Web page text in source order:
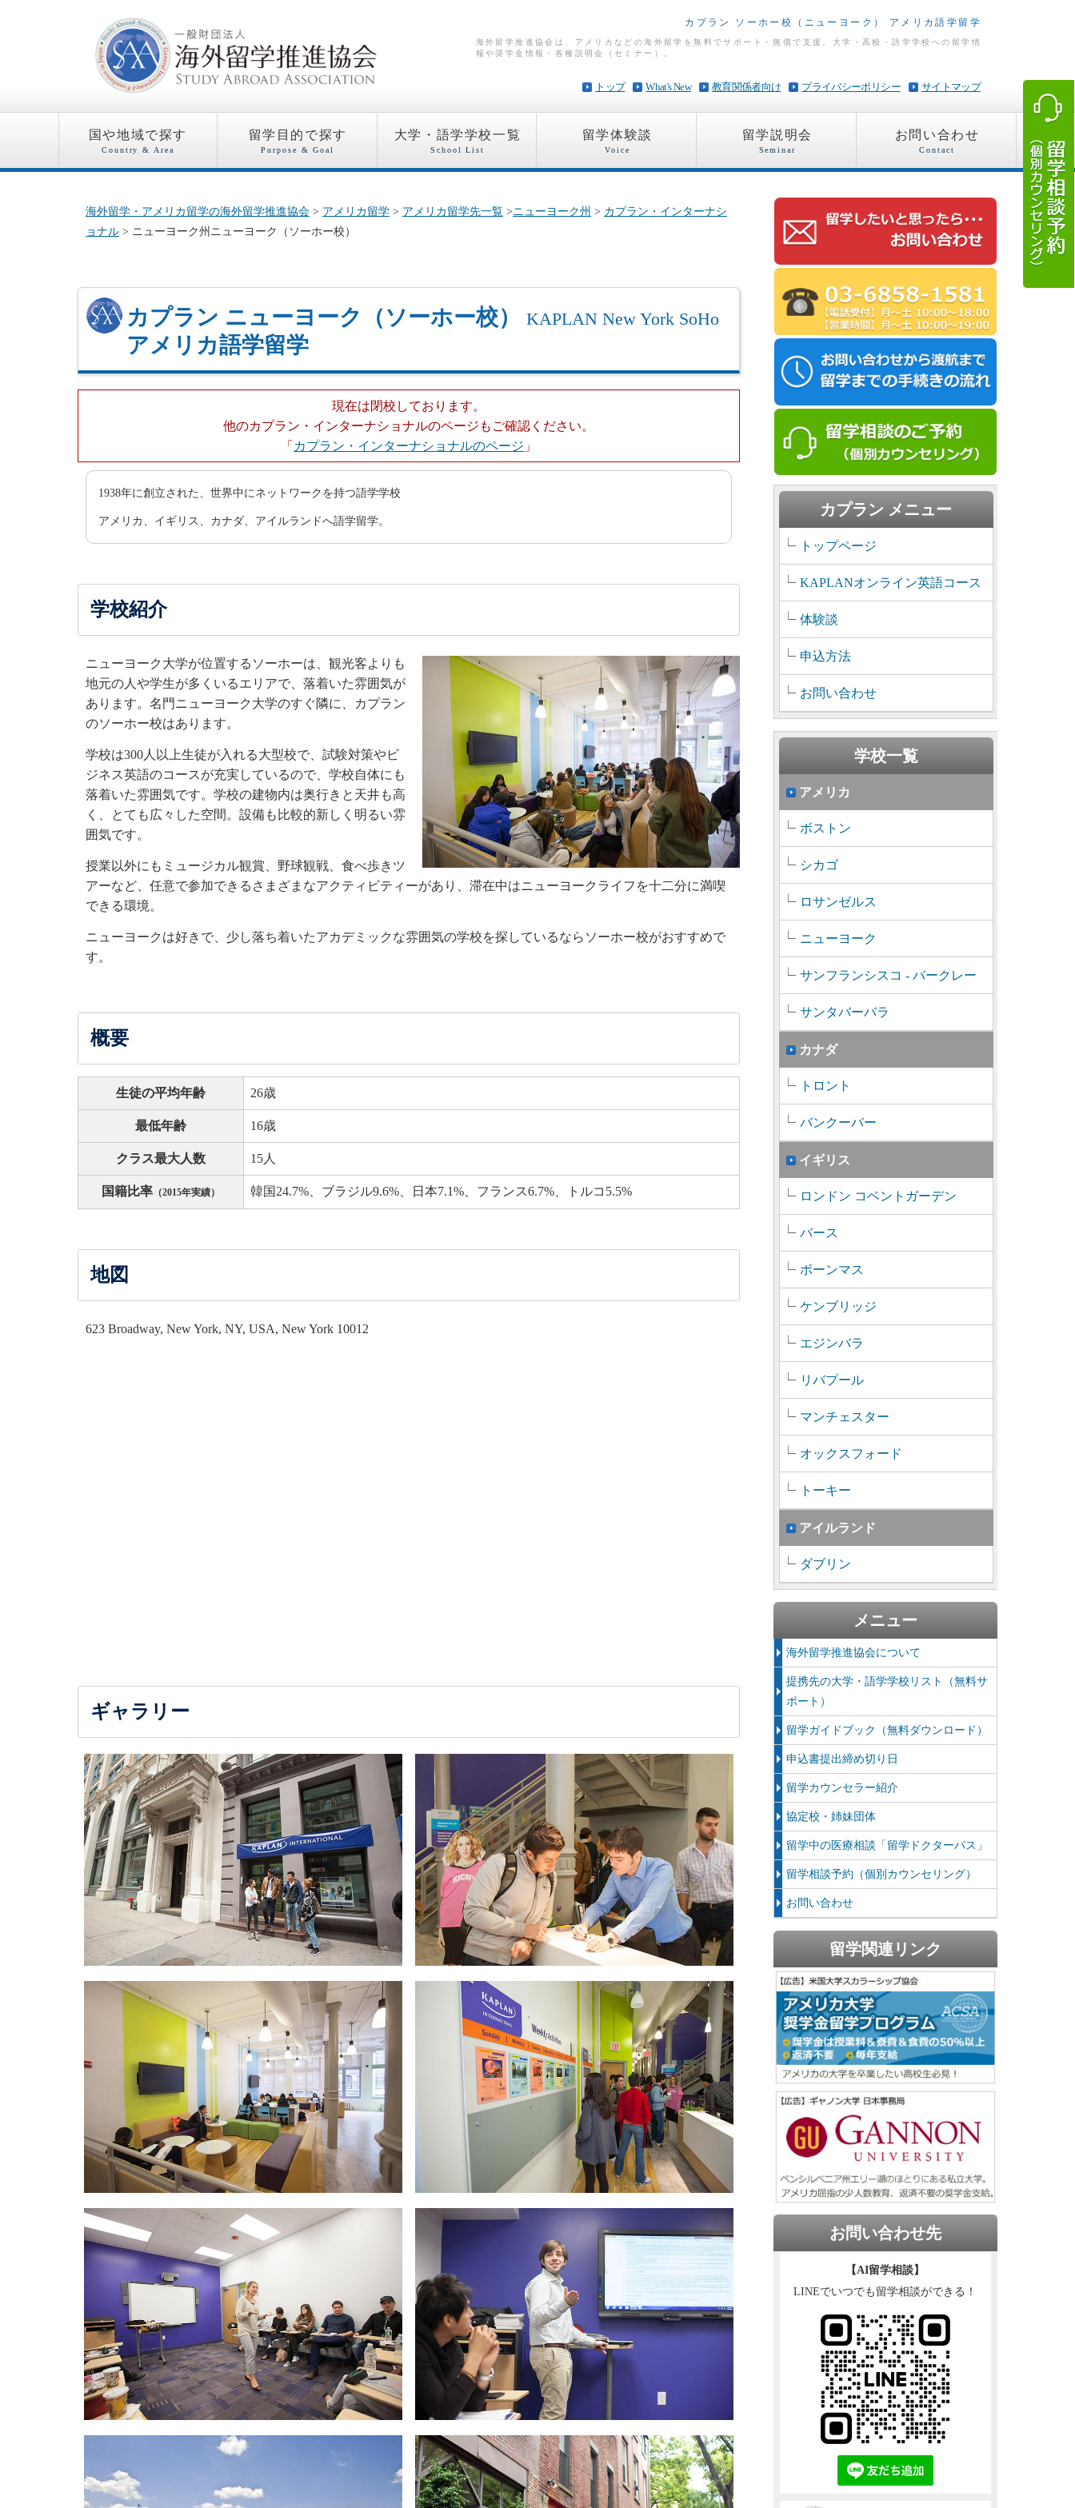
カプラン ソーホー校（ニューヨーク） アメリカ語学留学
海外留学推進協会は、アメリカなどの海外留学を無料でサポート・無償で支援。大学・高校・語学学校への留学情
報や奨学金情報・各種説明会（セミナー）。
サイトマップ
プライバシーポリシー
教育関係者向け
What's New
トップ
国や地域で探す
Country & Area
留学目的で探す
Purpose & Goal
大学・語学学校一覧
School List
留学体験談
Voice
留学説明会
Seminar
お問い合わせ
Contact
海外留学・アメリカ留学の海外留学推進協会 > アメリカ留学 > アメリカ留学先一覧 >ニューヨーク州 > カプラン・インターナシ
ョナル > ニューヨーク州ニューヨーク（ソーホー校）
カプラン ニューヨーク（ソーホー校） KAPLAN New York SoHo
アメリカ語学留学
現在は閉校しております。
他のカプラン・インターナショナルのページもご確認ください。
「 カプラン・インターナショナルのページ 」
1938年に創立された、世界中にネットワークを持つ語学学校
アメリカ、イギリス、カナダ、アイルランドへ語学留学。
学校紹介
ニューヨーク大学が位置するソーホーは、観光客よりも
地元の人や学生が多くいるエリアで、落着いた雰囲気が
あります。名門ニューヨーク大学のすぐ隣に、カプラン
のソーホー校はあります。
学校は300人以上生徒が入れる大型校で、試験対策やビ
ジネス英語のコースが充実しているので、学校自体にも
落着いた雰囲気です。学校の建物内は奥行きと天井も高
く、とても広々した空間。設備も比較的新しく明るい雰
囲気です。
授業以外にもミュージカル観賞、野球観戦、食べ歩きツ
アーなど、任意で参加できるさまざまなアクティビティーがあり、滞在中はニューヨークライフを十二分に満喫
できる環境。
ニューヨークは好きで、少し落ち着いたアカデミックな雰囲気の学校を探しているならソーホー校がおすすめで
す。
概要
生徒の平均年齢 26歳
最低年齢 16歳
クラス最大人数 15人
国籍比率 （2015年実績） 韓国24.7%、ブラジル9.6%、日本7.1%、フランス6.7%、トルコ5.5%
地図
623 Broadway, New York, NY, USA, New York 10012
ギャラリー
カプラン メニュー
トップページ
KAPLANオンライン英語コース
体験談
申込方法
お問い合わせ
学校一覧
アメリカ
ボストン
シカゴ
ロサンゼルス
ニューヨーク
サンフランシスコ - バークレー
サンタバーバラ
カナダ
トロント
バンクーバー
イギリス
ロンドン コベントガーデン
バース
ボーンマス
ケンブリッジ
エジンバラ
リバプール
マンチェスター
オックスフォード
トーキー
アイルランド
ダブリン
メニュー
海外留学推進協会について
提携先の大学・語学学校リスト（無料サ
ポート）
留学ガイドブック（無料ダウンロード）
申込書提出締め切り日
留学カウンセラー紹介
協定校・姉妹団体
留学中の医療相談「留学ドクターパス」
留学相談予約（個別カウンセリング）
お問い合わせ
留学関連リンク
お問い合わせ先
【AI留学相談】
LINEでいつでも留学相談ができる！